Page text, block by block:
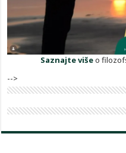
Saznajte višeo
-->